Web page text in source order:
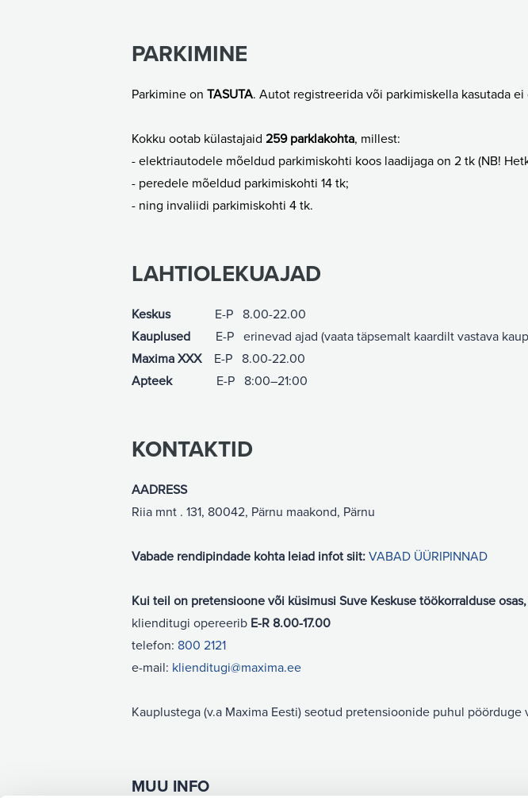
PARKIMINE
Parkimine on TASUTA. Autot registreerida või parkimiskella kasutada ei
Kokku ootab külastajaid 259 parklakohta, millest:
- elektriautodele mõeldud parkimiskohti koos laadijaga on 2 tk (NB!
- peredele mõeldud parkimiskohti 14 tk;
- ning invaliidi parkimiskohti 4 tk.
LAHTIOLEKUAJAD
KeskusE-P 8.00-22.00
Kauplused E-P erinevad ajad (vaata täpsemalt kaardilt vastava
Maxima XXX
E-P 8.00-22.00
Apteek E-P 8:00–21:00
KONTAKTID
AADRESS
Riia mnt . 131, 80042, Pärnu maakond, Pärnu
Vabade rendipindade kohta leiad infot siit: VABAD ÜÜRIPINNAD
Kui teil on pretensioone või küsimusi Suve Keskuse töökorralduse
klienditugi opereerib E-R 8.00-17.00
telefon: 800 2121
e-mail: klienditugi@maxima.ee
Kauplustega (v.a Maxima Eesti) seotud pretensioonide puhul
MUU INFO